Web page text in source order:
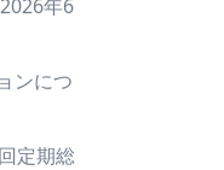
2026年6
ンにつ
定期総